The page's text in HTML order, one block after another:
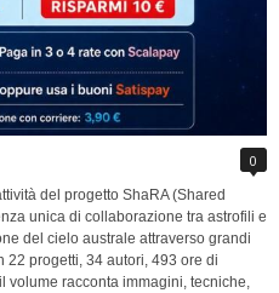
0
del progetto ShaRA (Shared
unica di collaborazione tra astrofili e
del cielo australe attraverso grandi
progetti, 34 autori, 493 ore di
volume racconta immagini, tecniche,